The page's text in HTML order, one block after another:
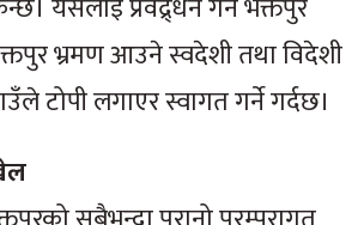
भ्रमण आउने स्वदेशी तथा विदेशी
टोपी लगाएर स्वागत गर्ने गर्दछ।